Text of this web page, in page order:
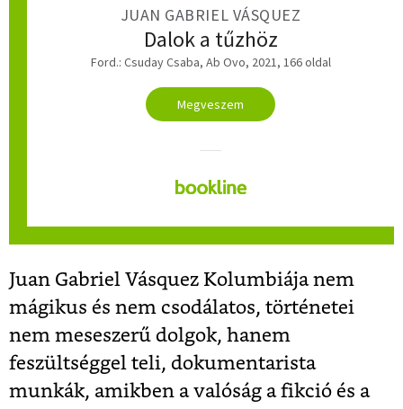
JUAN GABRIEL VÁSQUEZ
Dalok a tűzhöz
Ford.: Csuday Csaba, Ab Ovo, 2021, 166 oldal
Megveszem
Juan Gabriel Vásquez Kolumbiája nem
mágikus és nem csodálatos, történetei
nem meseszerű dolgok, hanem
feszültséggel teli, dokumentarista
munkák, amikben a valóság a fikció és a